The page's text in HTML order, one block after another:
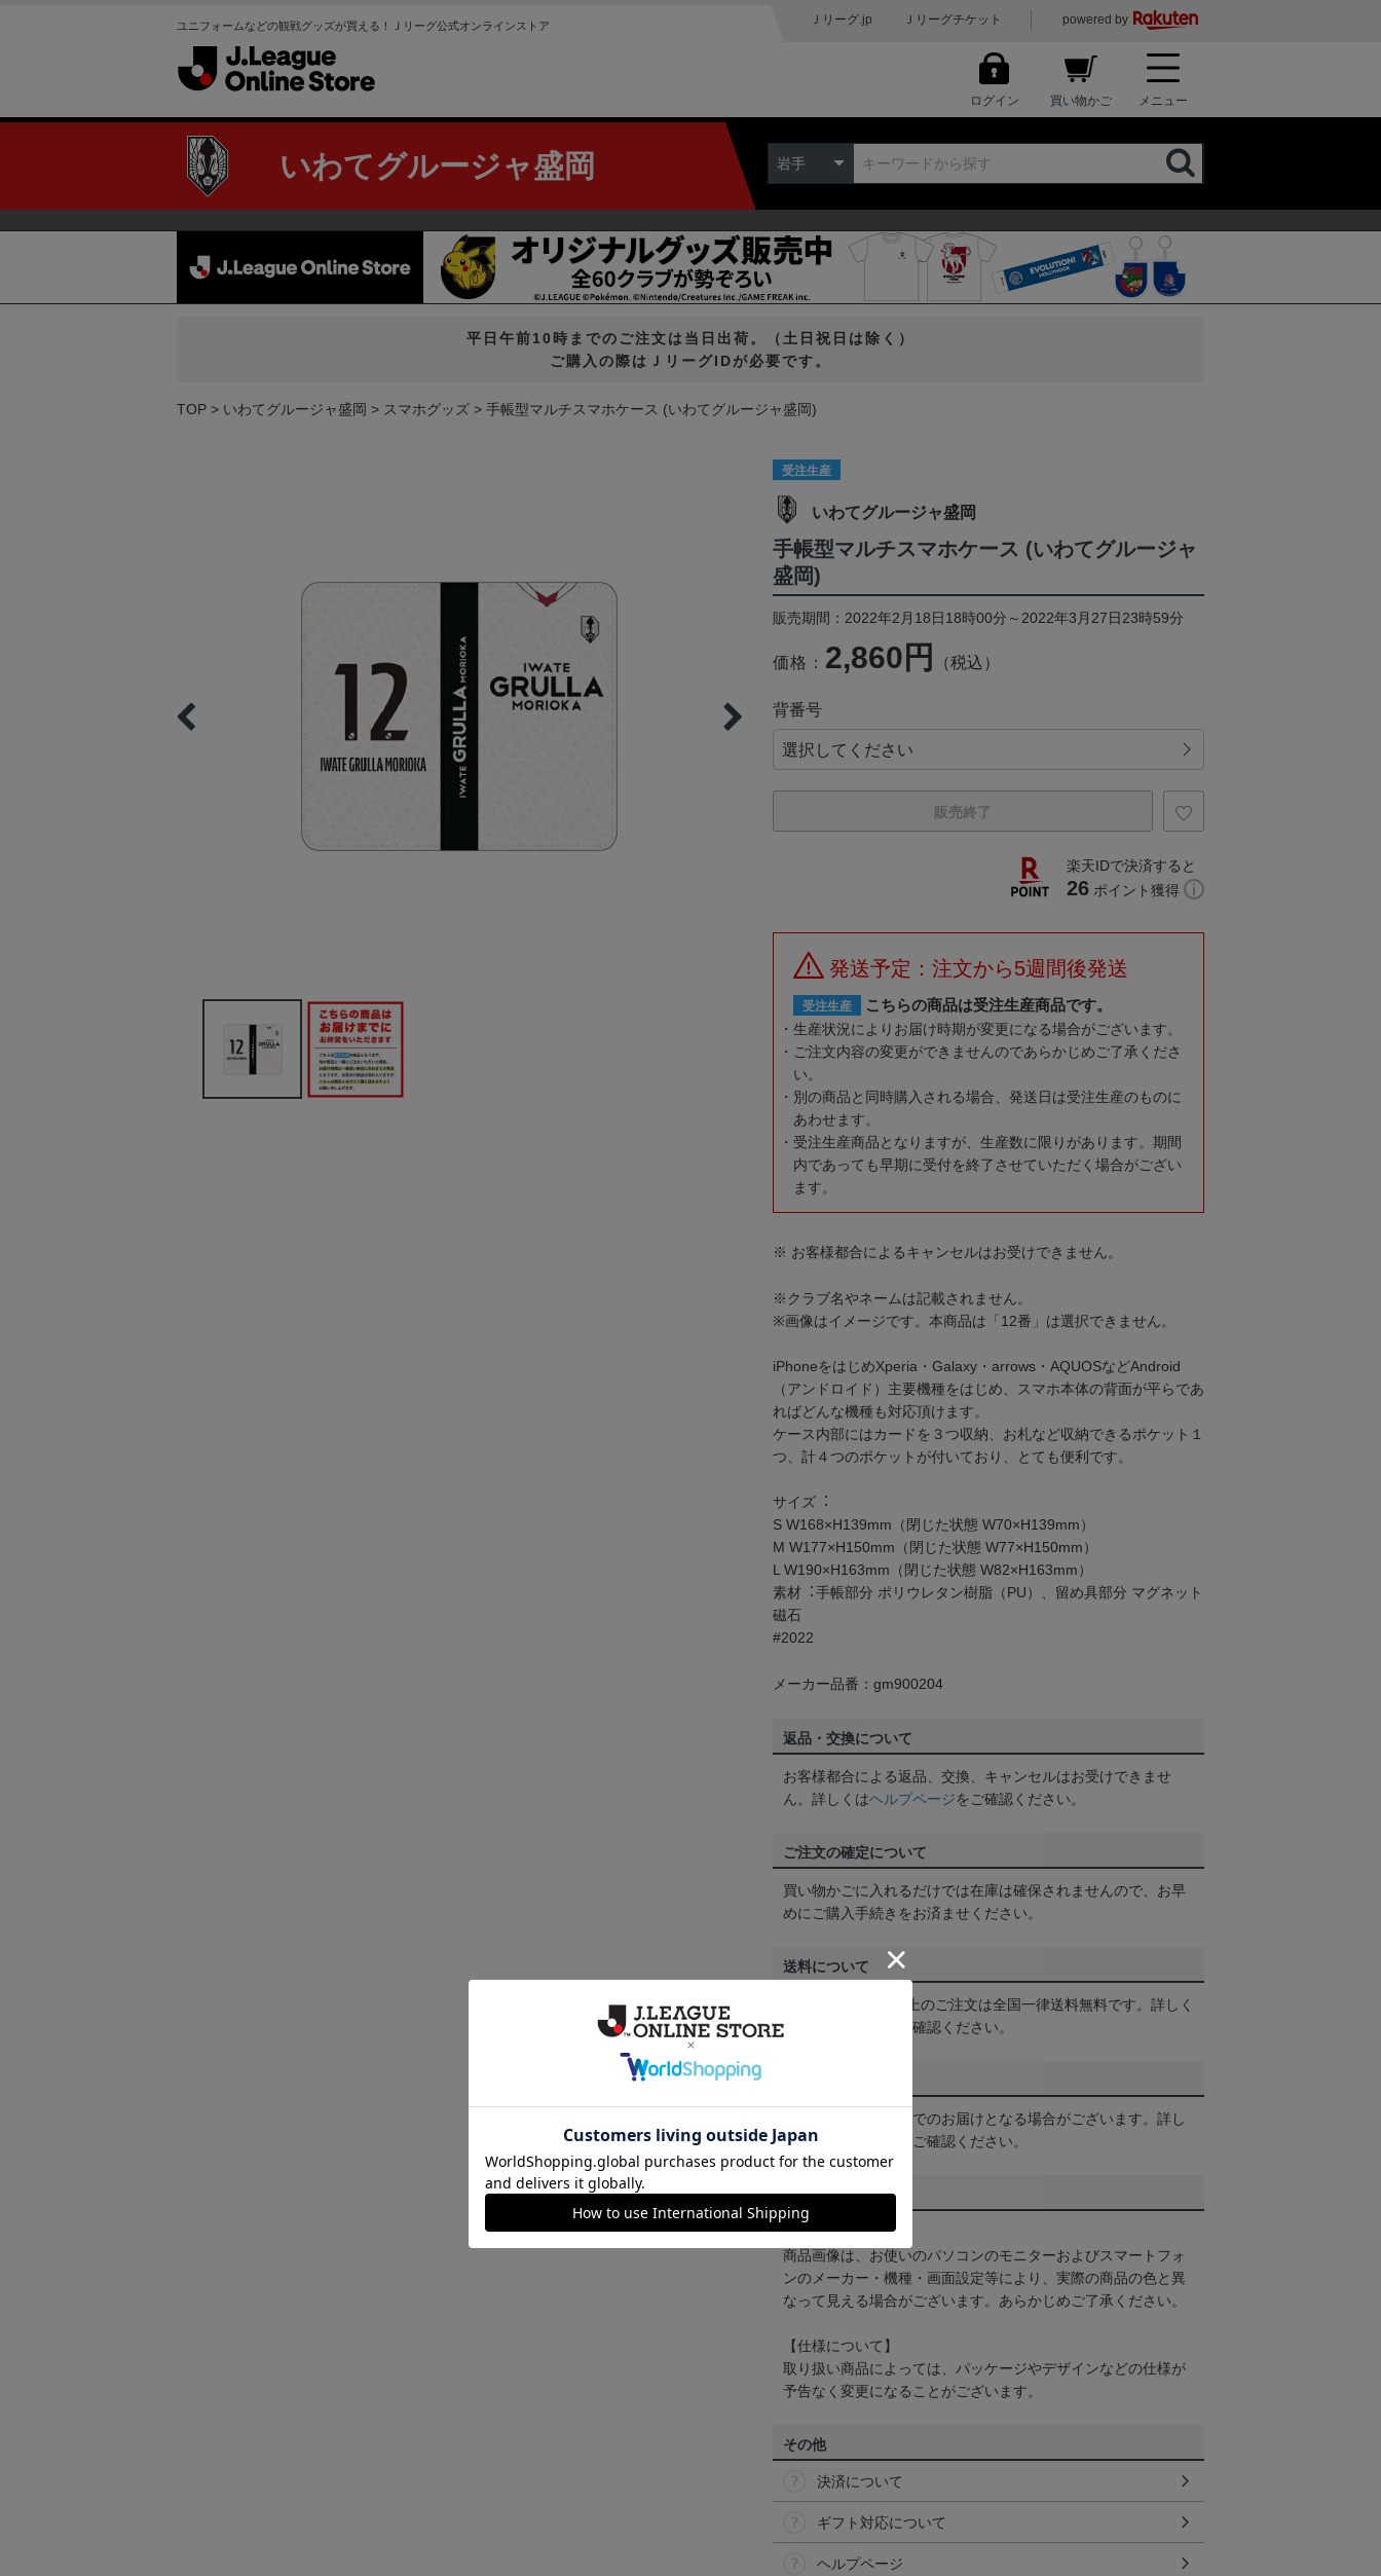
ユニフォームなどの観戦グッズが買える！Ｊリーグ公式オンラインストア Ｊリーグ.jp Ｊリーグチケット powered by
ログイン 買い物かご メニュー
いわてグルージャ盛岡 岩手
平日午前10時までのご注文は当日出荷。（土日祝日は除く）
ご購入の際はＪリーグIDが必要です。
TOP いわてグルージャ盛岡 スマホグッズ 手帳型マルチスマホケース (いわてグルージャ盛岡)
受注生産
いわてグルージャ盛岡
手帳型マルチスマホケース (いわてグルージャ
盛岡)
販売期間：2022年2月18日18時00分～2022年3月27日23時59分
価格： 2,860円 （税込）
背番号
販売終了
楽天IDで決済すると
26 ポイント獲得
発送予定：注文から5週間後発送
受注生産 こちらの商品は受注生産商品です。
生産状況によりお届け時期が変更になる場合がございます。
ご注文内容の変更ができませんのであらかじめご了承くださ
い。
別の商品と同時購入される場合、発送日は受注生産のものに
あわせます。
受注生産商品となりますが、生産数に限りがあります。期間
内であっても早期に受付を終了させていただく場合がござい
ます。
※ お客様都合によるキャンセルはお受けできません。
※クラブ名やネームは記載されません。
※画像はイメージです。本商品は「12番」は選択できません。
iPhoneをはじめXperia・Galaxy・arrows・AQUOSなどAndroid
（アンドロイド）主要機種をはじめ、スマホ本体の背面が平らであ
ればどんな機種も対応頂けます。
ケース内部にはカードを３つ収納、お札など収納できるポケット１
つ、計４つのポケットが付いており、とても便利です。
サイズ︓
S W168×H139mm（閉じた状態 W70×H139mm）
M W177×H150mm（閉じた状態 W77×H150mm）
L W190×H163mm（閉じた状態 W82×H163mm）
素材︓手帳部分 ポリウレタン樹脂（PU）、留め具部分 マグネット
磁石
#2022
メーカー品番：gm900204
返品・交換について
お客様都合による返品、交換、キャンセルはお受けできませ
ん。詳しくはヘルプページをご確認ください。
ご注文の確定について
買い物かごに入れるだけでは在庫は確保されませんので、お早
めにご購入手続きをお済ませください。
送料について
3,980円（税込）以上のご注文は全国一律送料無料です。詳しく
は
をご確認ください。
一部商品はメール便でのお届けとなる場合がございます。詳し
くはヘルプページ をご確認ください。
商品について
【カラーについて】
商品画像は、お使いのパソコンのモニターおよびスマートフォ
ンのメーカー・機種・画面設定等により、実際の商品の色と異
なって見える場合がございます。あらかじめご了承ください。
【仕様について】
取り扱い商品によっては、パッケージやデザインなどの仕様が
予告なく変更になることがございます。
その他
決済について
ギフト対応について
ヘルプページ